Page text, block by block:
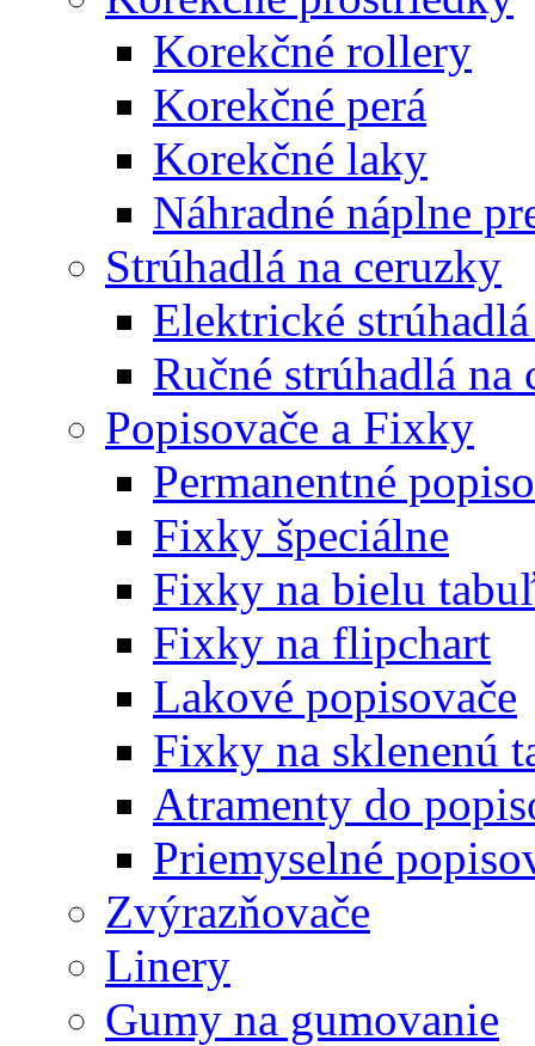
Korekčné rollery
Korekčné perá
Korekčné laky
Náhradné náplne
Strúhadlá na ceruzky
Elektrické
Ručné strúhadlá na
Popisovače a Fixky
Permanentné
Fixky špeciálne
Fixky na bielu
Fixky na flipchart
Lakové popisovače
Fixky na sklenenú
Atramenty do
Priemyselné
Zvýrazňovače
Linery
Gumy na gumovanie